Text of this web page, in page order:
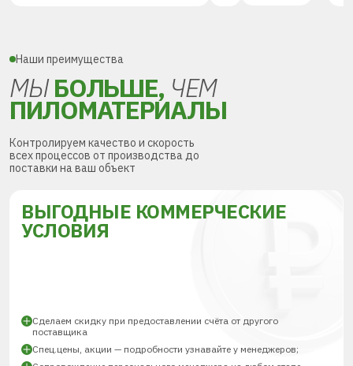
Наши преимущества
МЫБОЛЬШЕ, ЧЕМ
ПИЛОМАТЕРИАЛЫ
Контролируем качество и скорость
всех процессов от производства до
поставки на ваш объект
ВЫГОДНЫЕ КОММЕРЧЕСКИЕ
УСЛОВИЯ
Сделаем скидку при предоставлении счёта от другого
поставщика
Спец.цены, акции — подробности узнавайте у менеджеров;